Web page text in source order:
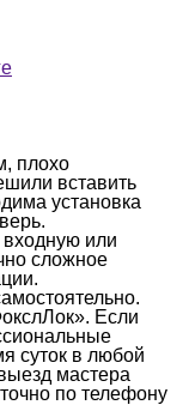
плохо
вставить
установка
входную или
сложное
Если
суток в любой
мастера
по телефону